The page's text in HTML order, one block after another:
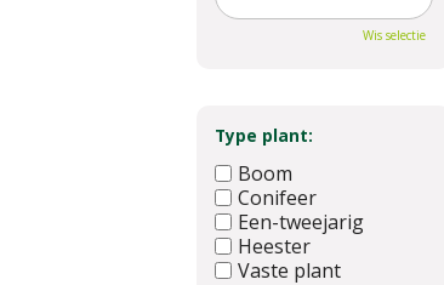
Wis selectie
Type plant:
Boom
Conifeer
Een-tweejarig
Heester
Vaste plant